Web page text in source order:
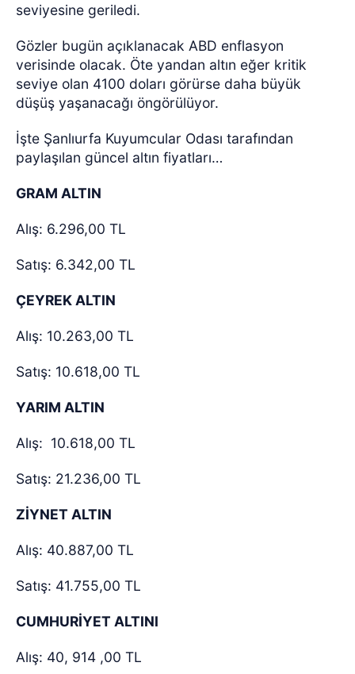
seviyesine geriledi.
Gözler bugün açıklanacak ABD enflasyon
verisinde olacak. Öte yandan altın eğer kritik
seviye olan 4100 doları görürse daha büyük
düşüş yaşanacağı öngörülüyor.
İşte Şanlıurfa Kuyumcular Odası tarafından
paylaşılan güncel altın fiyatları…
GRAM ALTIN
Alış: 6.296,00 TL
Satış: 6.342,00 TL
ÇEYREK ALTIN
Alış: 10.263,00 TL
Satış: 10.618,00 TL
YARIM ALTIN
Alış: 10.618,00 TL
Satış: 21.236,00 TL
ZİYNET ALTIN
Alış: 40.887,00 TL
Satış: 41.755,00 TL
CUMHURİYET ALTINI
Alış: 40, 914 ,00 TL